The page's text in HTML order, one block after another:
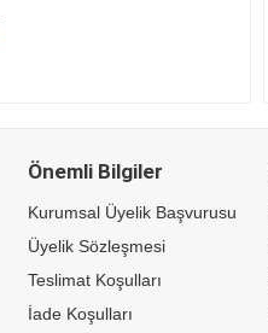
Önemli Bilgiler
Kurumsal Üyelik Başvurusu
Üyelik Sözleşmesi
Teslimat Koşulları
İade Koşulları